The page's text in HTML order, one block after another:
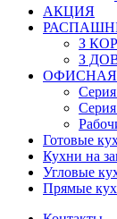
АКЦИЯ
З
З
ОФИСНАЯ
Готовые
Кухни на
Угловые
Прямые